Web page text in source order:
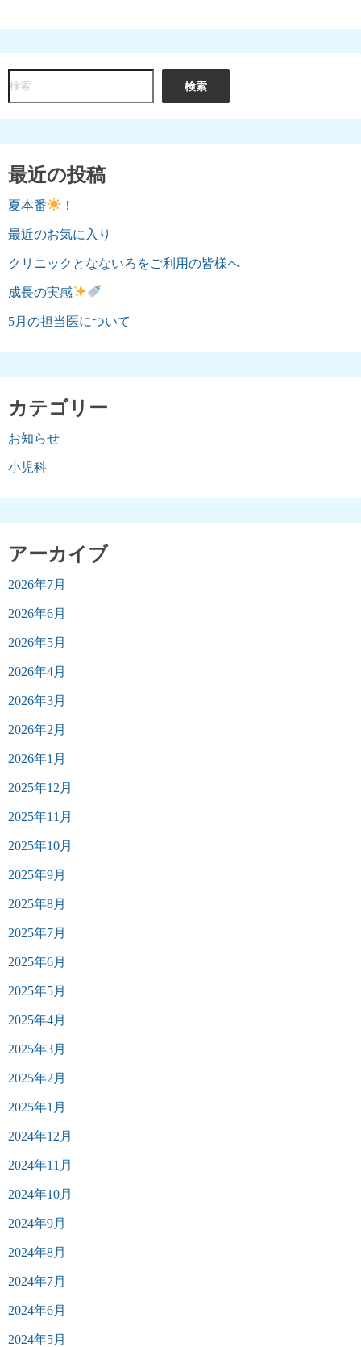
検
索
検索
最近の投稿
夏本番 ！
最近のお気に入り
クリニックとなないろをご利用の皆様へ
成長の実感
5月の担当医について
カテゴリー
お知らせ
小児科
アーカイブ
2026年7月
2026年6月
2026年5月
2026年4月
2026年3月
2026年2月
2026年1月
2025年12月
2025年11月
2025年10月
2025年9月
2025年8月
2025年7月
2025年6月
2025年5月
2025年4月
2025年3月
2025年2月
2025年1月
2024年12月
2024年11月
2024年10月
2024年9月
2024年8月
2024年7月
2024年6月
2024年5月